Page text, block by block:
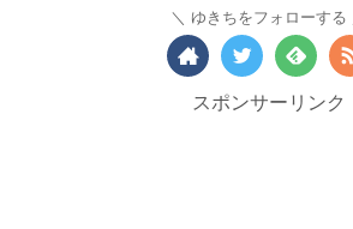
ゆきちをフォローする
スポンサーリンク